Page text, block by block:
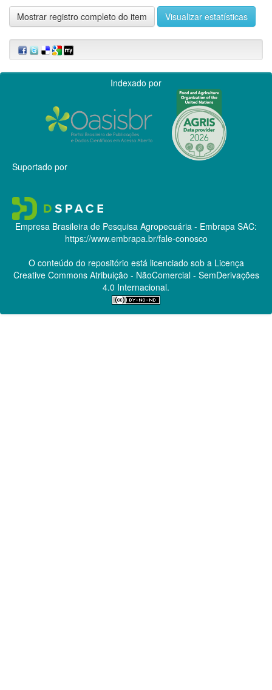
Mostrar registro completo do item Visualizar estatísticas
Indexado por
Suportado por
Empresa Brasileira de Pesquisa Agropecuária - Embrapa SAC:
https://www.embrapa.br/fale-conosco
O conteúdo do repositório está licenciado sob a Licença
Creative CommonsAtribuição - NãoComercial - SemDerivações
4.0 Internacional.